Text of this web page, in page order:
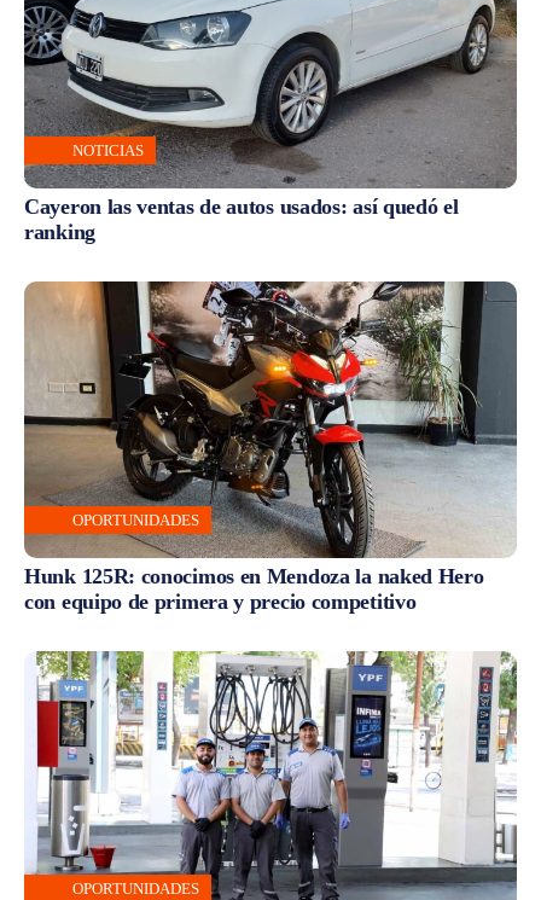
NOTICIAS
Cayeron las ventas de autos usados: así quedó el
ranking
OPORTUNIDADES
Hunk 125R: conocimos en Mendoza la naked Hero
con equipo de primera y precio competitivo
OPORTUNIDADES